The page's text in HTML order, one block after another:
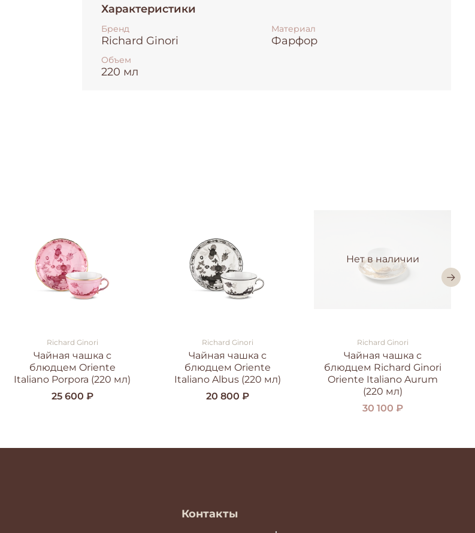
Характеристики
Бренд
Richard Ginori
Материал
Фарфор
Объем
220 мл
Richard Ginori
Чайная чашка с
блюдцем Oriente
Italiano Porpora (220 мл)
25 600 ₽
Richard Ginori
Чайная чашка с
блюдцем Oriente
Italiano Albus (220 мл)
20 800 ₽
Нет в наличии
Richard Ginori
Чайная чашка с
блюдцем Richard Ginori
Oriente Italiano Aurum
(220 мл)
30 100 ₽
Контакты